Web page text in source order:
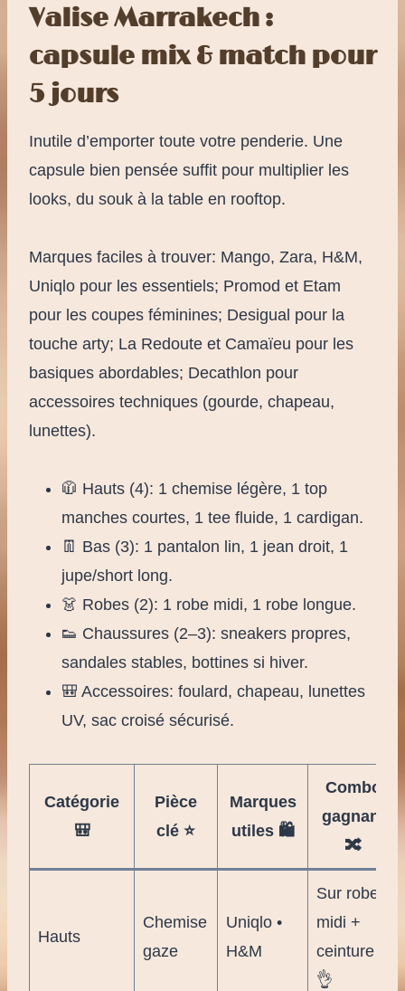
Valise Marrakech :
capsule mix & match pour
5 jours
Inutile d’emporter toute votre penderie. Une
capsule bien pensée suffit pour multiplier les
looks, du souk à la table en rooftop.
Marques faciles à trouver: Mango, Zara, H&M,
Uniqlo pour les essentiels; Promod et Etam
pour les coupes féminines; Desigual pour la
touche arty; La Redoute et Camaïeu pour les
basiques abordables; Decathlon pour
accessoires techniques (gourde, chapeau,
lunettes).
🧥 Hauts (4): 1 chemise légère, 1 top
manches courtes, 1 tee fluide, 1 cardigan.
👖 Bas (3): 1 pantalon lin, 1 jean droit, 1
jupe/short long.
👗 Robes (2): 1 robe midi, 1 robe longue.
👟 Chaussures (2–3): sneakers propres,
sandales stables, bottines si hiver.
🎒 Accessoires: foulard, chapeau, lunettes
UV, sac croisé sécurisé.
Catégorie
🎒
Pièce
clé ⭐
Marques
utiles 🛍️
Combo
gagnant
🔀
Hauts
Chemise
gaze
Uniqlo •
H&M
Sur robe
midi +
ceinture
👌